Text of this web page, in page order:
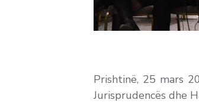
Prishtinë, 25 mars
Jurisprudencës dhe